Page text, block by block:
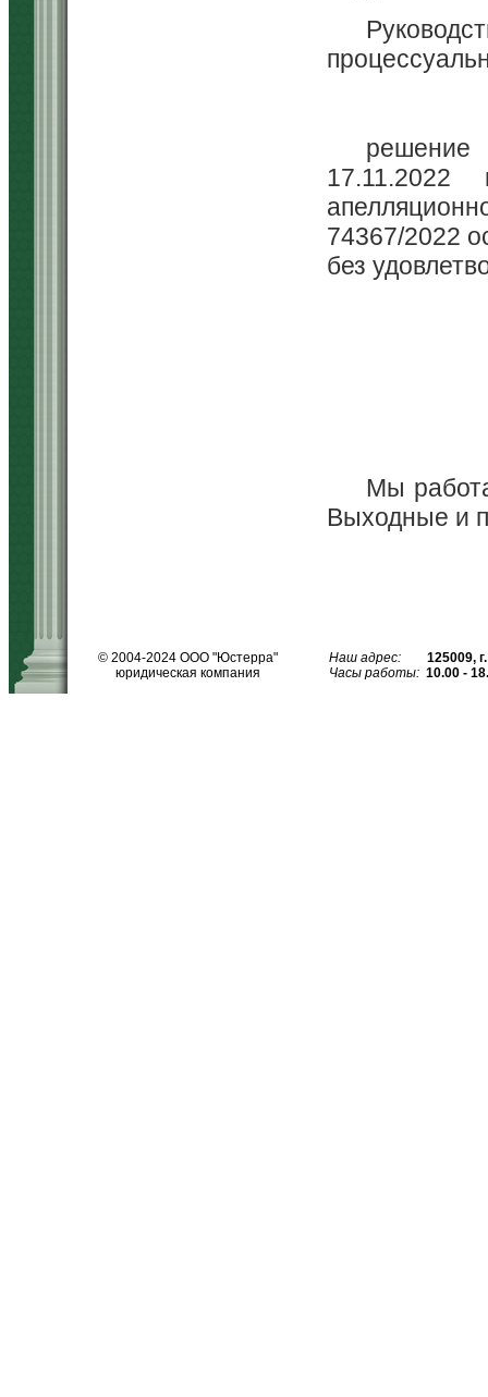
решение
17.11.2022
74367/2022
без
Мы
Выходные и
© 2004-2024 ООО "Юстерра"
юридическая компания
Наш адрес: 125009,
Часы работы: 10.00 -